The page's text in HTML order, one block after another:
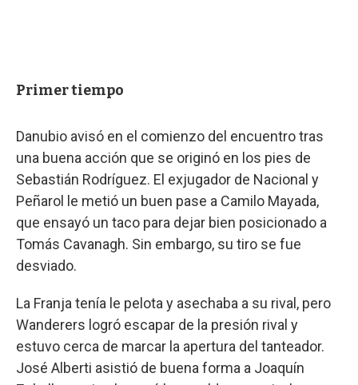
Primer tiempo
Danubio avisó en el comienzo del encuentro tras
una buena acción que se originó en los pies de
Sebastián Rodríguez. El exjugador de Nacional y
Peñarol le metió un buen pase a Camilo Mayada,
que ensayó un taco para dejar bien posicionado a
Tomás Cavanagh. Sin embargo, su tiro se fue
desviado.
La Franja tenía le pelota y asechaba a su rival, pero
Wanderers logró escapar de la presión rival y
estuvo cerca de marcar la apertura del tanteador.
José Alberti asistió de buena forma a Joaquín